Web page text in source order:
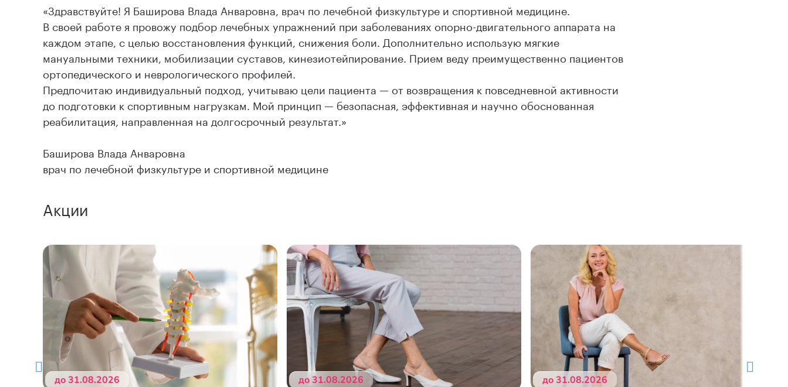
«Здравствуйте! Я Баширова Влада Анваровна, врач по лечебной физкультуре и спортивной медицине.
В своей работе я провожу подбор лечебных упражнений при заболеваниях опорно-двигательного аппарата на
каждом этапе, с целью восстановления функций, снижения боли. Дополнительно использую мягкие
мануальными техники, мобилизации суставов, кинезиотейпирование. Прием веду преимущественно пациентов
ортопедического и неврологического профилей.
Предпочитаю индивидуальный подход, учитываю цели пациента — от возвращения к повседневной активности
до подготовки к спортивным нагрузкам. Мой принцип — безопасная, эффективная и научно обоснованная
реабилитация, направленная на долгосрочный результат.»
Баширова Влада Анваровна
врач по лечебной физкультуре и спортивной медицине
Акции
до 31.08.2026 до 31.08.2026 до 31.08.2026